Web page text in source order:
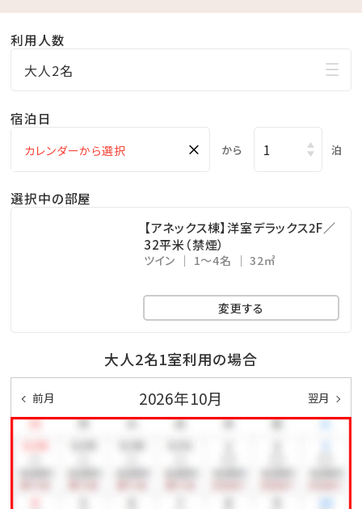
※飲酒後のご入浴はお断りしております。
営業時間／9:00～20:00
※チェックイン15:00～チェックアウト11:00までご利用
・ドリンクと小菓子をご自由にお召し上がりください。
・広々としたスペースは、リモートワークの利用も可能で
ニティ類は付いておりません。
※3歳以上のお子様は、朝食代1,000円を別途頂戴いた
します。
□ホテル敷地内で楽しめる！遊びメニューをご紹介（※
有料）
利用人数
大人2名
宿泊日
× から 泊
選択中の部屋
【アネックス棟】洋室デラックス2F／
32平米（禁煙）
ツイン 1～4名 32㎡
変更する
大人2名1室利用の場合
前月 2026年10月 翌月